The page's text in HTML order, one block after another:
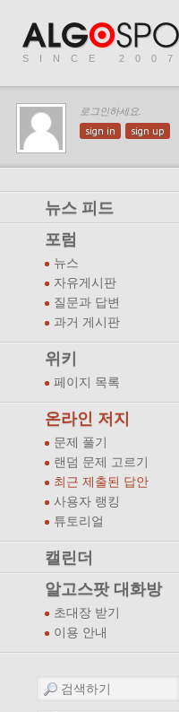
SINCE 2007
로그인하세요.
sign in sign up
뉴스 피드
포럼
뉴스
자유게시판
질문과 답변
과거 게시판
위키
페이지 목록
온라인 저지
문제 풀기
랜덤 문제 고르기
최근 제출된 답안
사용자 랭킹
튜토리얼
캘린더
알고스팟 대화방
초대장 받기
이용 안내